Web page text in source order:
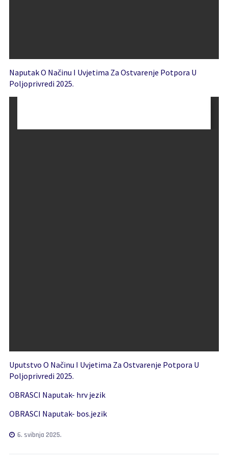
Naputak O Načinu I Uvjetima Za Ostvarenje Potpora U
Poljoprivredi 2025.
Uputstvo O Načinu I Uvjetima Za Ostvarenje Potpora U
Poljoprivredi 2025.
OBRASCI Naputak- hrv jezik
OBRASCI Naputak- bos.jezik
6. svibnja 2025.